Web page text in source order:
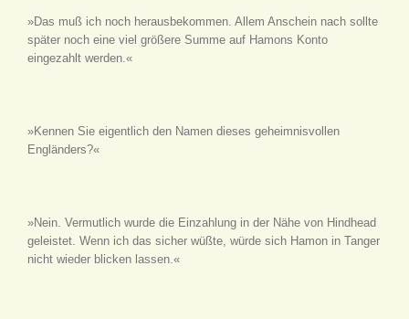
»Das muß ich noch herausbekommen. Allem Anschein nach sollte
später noch eine viel größere Summe auf Hamons Konto
eingezahlt werden.«
»Kennen Sie eigentlich den Namen dieses geheimnisvollen
Engländers?«
»Nein. Vermutlich wurde die Einzahlung in der Nähe von Hindhead
geleistet. Wenn ich das sicher wüßte, würde sich Hamon in Tanger
nicht wieder blicken lassen.«